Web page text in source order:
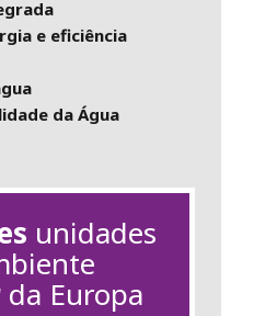
e eficiência
da Água
unidades
da Europa